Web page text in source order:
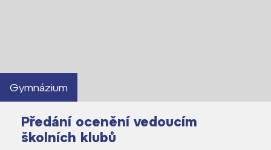
Gymnázium
Předání ocenění vedoucím
školních klubů